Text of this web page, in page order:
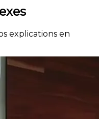
explications en